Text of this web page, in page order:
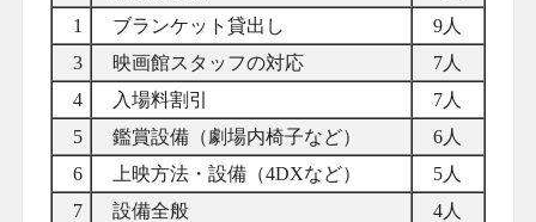
1
ブランケット貸出し
9人
3
映画館スタッフの対応
7人
4
入場料割引
7人
5
鑑賞設備（劇場内椅子など）
6人
6
上映方法・設備（4DXなど）
5人
7
設備全般
4人